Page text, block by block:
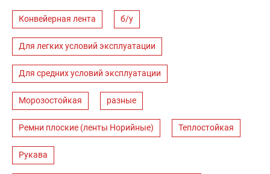
Конвейерная лента б/у
Для легких условий эксплуатации
Для средних условий эксплуатации
Морозостойкая разные
Ремни плоские (ленты Норийные) Теплостойкая
Рукава